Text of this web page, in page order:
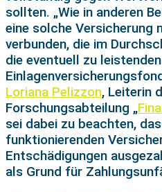
sollten. „Wie in anderen
eine solche Versicherung
verbunden, die im
die eventuell zu
Loriana Pelizzon, Leiterin
Forschungsabteilung „
sei dabei zu beachten,
funktionierenden
Entschädigungen
als Grund für